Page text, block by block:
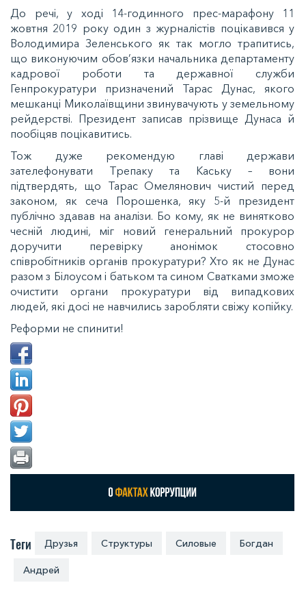
До речі, у ході 14-годинного прес-марафону 11
жовтня 2019 року один з журналістів поцікавився у
Володимира Зеленського як так могло трапитись,
що виконуючим обов’язки начальника департаменту
кадрової роботи та державної служби
Генпрокуратури призначений Тарас Дунас, якого
мешканці Миколаївщини звинувачують у земельному
рейдерстві. Президент записав прізвище Дунаса й
пообіцяв поцікавитись.
Тож дуже рекомендую главі держави
зателефонувати Трепаку та Каську – вони
підтвердять, що Тарас Омелянович чистий перед
законом, як сеча Порошенка, яку 5-й президент
публічно здавав на аналізи. Бо кому, як не винятково
чесній людині, міг новий генеральний прокурор
доручити перевірку анонімок стосовно
співробітників органів прокуратури? Хто як не Дунас
разом з Білоусом і батьком та сином Сватками зможе
очистити органи прокуратури від випадкових
людей, які досі не навчились заробляти свіжу копійку.
Реформи не спинити!
Теги Друзья Структуры Силовые Богдан
Андрей